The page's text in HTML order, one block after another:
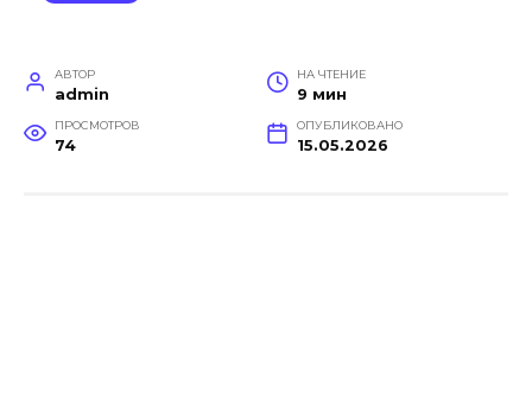
АВТОР
admin
НА ЧТЕНИЕ
9 мин
ПРОСМОТРОВ
74
ОПУБЛИКОВАНО
15.05.2026